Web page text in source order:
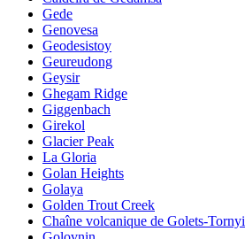
Gede
Genovesa
Geodesistoy
Geureudong
Geysir
Ghegam Ridge
Giggenbach
Girekol
Glacier Peak
La Gloria
Golan Heights
Golaya
Golden Trout Creek
Chaîne volcanique de Golets-Tornyi